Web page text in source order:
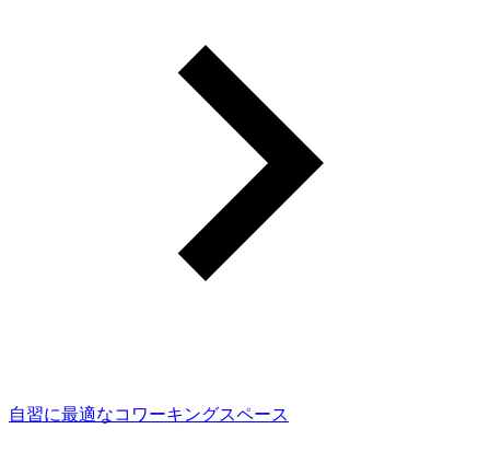
自習に最適なコワーキングスペース